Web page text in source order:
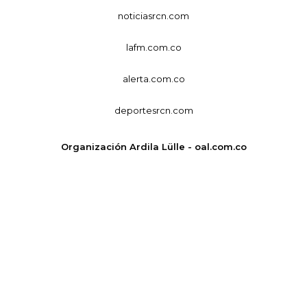
noticiasrcn.com
lafm.com.co
alerta.com.co
deportesrcn.com
Organización Ardila Lülle - oal.com.co